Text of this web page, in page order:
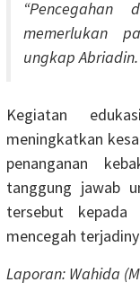
“Pencegahan
memerlukan
ungkap Abriadin.
Kegiatan
meningkatkan
penanganan
tanggung jawab
tersebut kepada
mencegah
Laporan: Wahida